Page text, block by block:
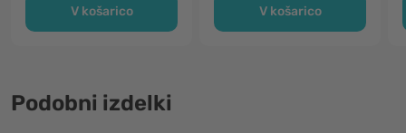
V košarico V košarico
Podobni izdelki